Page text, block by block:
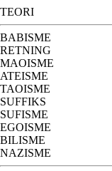
TEORI
BABISME
RETNING
MAOISME
ATEISME
TAOISME
SUFFIKS
SUFISME
EGOISME
BILISME
NAZISME